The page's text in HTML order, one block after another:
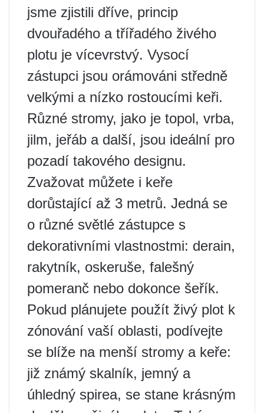
jsme zjistili dříve, princip
dvouřadého a třířadého živého
plotu je vícevrstvý. Vysocí
zástupci jsou orámováni středně
velkými a nízko rostoucími keři.
Různé stromy, jako je topol, vrba,
jilm, jeřáb a další, jsou ideální pro
pozadí takového designu.
Zvažovat můžete i keře
dorůstající až 3 metrů. Jedná se
o různé světlé zástupce s
dekorativními vlastnostmi: derain,
rakytník, oskeruše, falešný
pomeranč nebo dokonce šeřík.
Pokud plánujete použít živý plot k
zónování vaší oblasti, podívejte
se blíže na menší stromy a keře:
již známý skalník, jemný a
úhledný spirea, se stane krásným